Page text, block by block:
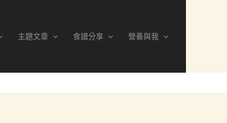
主題文章 食譜分享 營養與我